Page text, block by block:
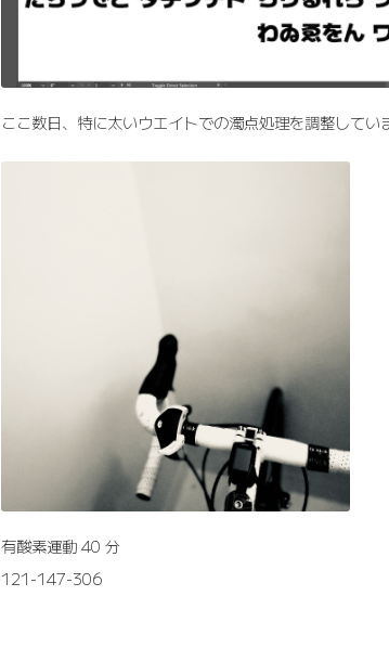
ここ数日、特に太いウエイトでの濁点処理を調整してい
有酸素運動 40 分
121-147-306